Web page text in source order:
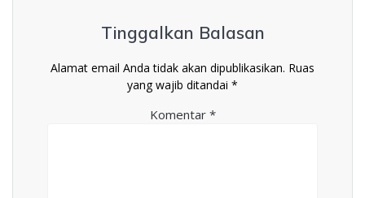
Tinggalkan Balasan
Alamat email Anda tidak akan dipublikasikan. Ruas
yang wajib ditandai *
Komentar *